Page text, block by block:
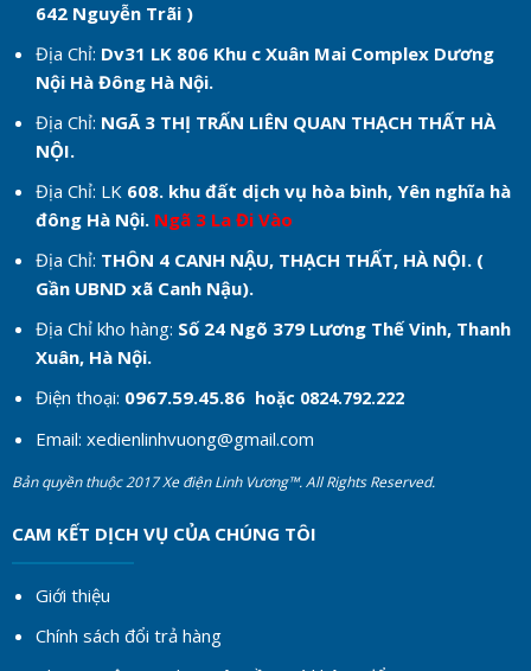
642 Nguyễn Trãi )
Địa Chỉ: Dv31 LK 806 Khu c Xuân Mai Complex Dương
Nội Hà Đông Hà Nội.
Địa Chỉ: NGÃ 3 THỊ TRẤN LIÊN QUAN THẠCH THẤT HÀ
NỘI.
Địa Chỉ: LK 608. khu đất dịch vụ hòa bình, Yên nghĩa hà
đông Hà Nội. Ngã 3 La Đi Vào
Địa Chỉ: THÔN 4 CANH NẬU, THẠCH THẤT, HÀ NỘI. (
Gần UBND xã Canh Nậu).
Địa Chỉ kho hàng: Số 24 Ngõ 379 Lương Thế Vinh, Thanh
Xuân, Hà Nội.
Điện thoại: 0967.59.45.86 hoặc 0824.792.222
Email: xedienlinhvuong@gmail.com
Bản quyền thuộc 2017 Xe điện Linh Vương™. All Rights Reserved.
CAM KẾT DỊCH VỤ CỦA CHÚNG TÔI
Giới thiệu
Chính sách đổi trả hàng